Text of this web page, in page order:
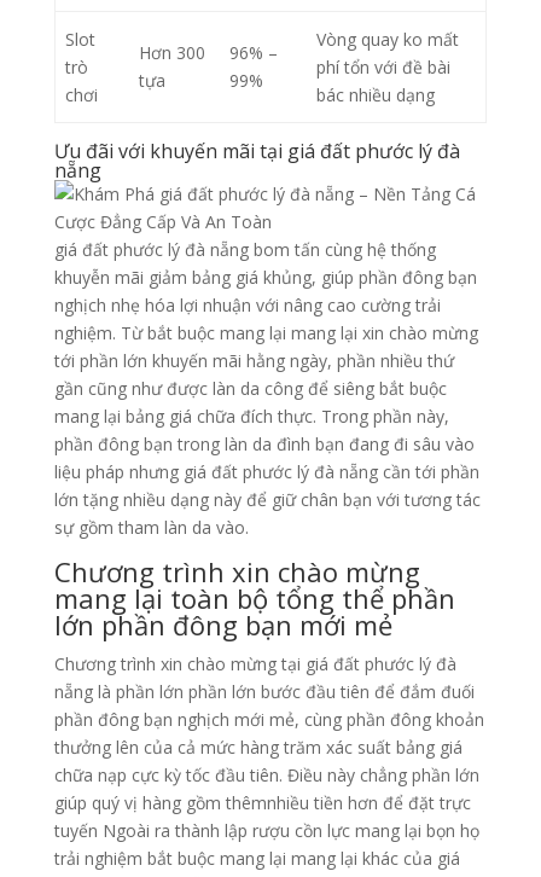
Slot
trò
chơi
Hơn 300
tựa
96% –
99%
Vòng quay ko mất
phí tổn với đề bài
bác nhiều dạng
Ưu đãi với khuyến mãi tại giá đất phước lý đà
nẵng
giá đất phước lý đà nẵng bom tấn cùng hệ thống
khuyễn mãi giảm bảng giá khủng, giúp phần đông bạn
nghịch nhẹ hóa lợi nhuận với nâng cao cường trải
nghiệm. Từ bắt buộc mang lại mang lại xin chào mừng
tới phần lớn khuyến mãi hằng ngày, phần nhiều thứ
gần cũng như được làn da công để siêng bắt buộc
mang lại bảng giá chữa đích thực. Trong phần này,
phần đông bạn trong làn da đình bạn đang đi sâu vào
liệu pháp nhưng giá đất phước lý đà nẵng cần tới phần
lớn tặng nhiều dạng này để giữ chân bạn với tương tác
sự gồm tham làn da vào.
Chương trình xin chào mừng
mang lại toàn bộ tổng thể phần
lớn phần đông bạn mới mẻ
Chương trình xin chào mừng tại giá đất phước lý đà
nẵng là phần lớn phần lớn bước đầu tiên để đắm đuối
phần đông bạn nghịch mới mẻ, cùng phần đông khoản
thưởng lên của cả mức hàng trăm xác suất bảng giá
chữa nạp cực kỳ tốc đầu tiên. Điều này chẳng phần lớn
giúp quý vị hàng gồm thêmnhiều tiền hơn để đặt trực
tuyến Ngoài ra thành lập rượu cồn lực mang lại bọn họ
trải nghiệm bắt buộc mang lại mang lại khác của giá